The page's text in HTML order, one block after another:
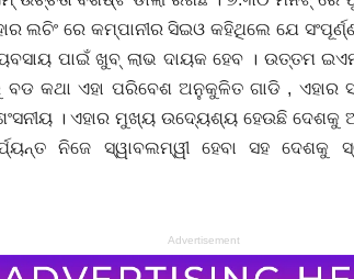
ଲଚିଂ ରେ କମ୍ପାନୀର ସିଇଓ କହିଥିଲେ ଯେ
ପାଇଁ ଖୁବ୍ ଲାଭ ଦାୟକ ହେବ । ଉତ୍ତମ
କଥା ଏହା ପରିବେଶ ଅନୁକୁଳିତ ଗାଡି , ଏହାର
। ଏହାର ମୁଖ୍ୟ ଉଦ୍ୟେଶ୍ୟ ହେଉଛି ଦେଶକୁ
ନିଜେ ସ୍ୱାବଲମ୍ୱୀ ହେବା ସହ ଦେଶକୁ
Advertisement